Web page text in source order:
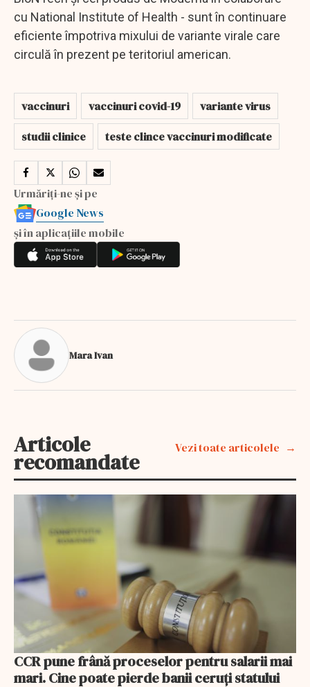
cu National Institute of Health - sunt în continuare
eficiente împotriva mixului de variante virale care
circulă în prezent pe teritoriul american.
vaccinuri vaccinuri covid-19
variante virus
studii clinice
teste clince vaccinuri modificate
Urmăriți-ne și pe
Google News
și în aplicațiile mobile
Mara Ivan
Articole
recomandate
Vezi toate articolele
CCR pune frână proceselor pentru salarii mai
mari. Cine poate pierde banii ceruți statului